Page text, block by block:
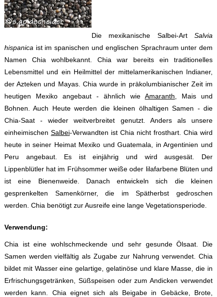
Die mexikanische Salbei-ArtSalvia
hispanica ist im spanischen und englischen Sprachraum unter dem
Namen Chia wohlbekannt. Chia war bereits ein traditionelles
Lebensmittel und ein Heilmittel der mittelamerikanischen Indianer,
der Azteken und Mayas. Chia wurde in präkolumbianischer Zeit im
heutigen Mexiko angebaut - ähnlich wieAmaranth , Mais und
Bohnen. Auch Heute werden die kleinen ölhaltigen Samen - die
Chia-Saat - wieder weitverbreitet genutzt. Anders als unsere
einheimischen Salbei-Verwandten ist Chia nicht frosthart. Chia wird
heute in seiner Heimat Mexiko und Guatemala, in Argentinien und
Peru angebaut. Es ist einjährig und wird ausgesät. Der
Lippenblütler hat im Frühsommer weiße oder lilafarbene Blüten und
ist eine Bienenweide. Danach entwickeln sich die kleinen
gesprenkelten Samenkörner, die im Spätherbst gedroschen
werden. Chia benötigt zur Ausreife eine lange Vegetationsperiode.
Verwendung:
Chia ist eine wohlschmeckende und sehr gesunde Ölsaat. Die
Samen werden vielfältig als Zugabe zur Nahrung verwendet. Chia
bildet mit Wasser eine gelartige, gelatinöse und klare Masse, die in
Erfrischungsgetränken, Süßspeisen oder zum Andicken verwendet
werden kann. Chia eignet sich als Beigabe in Gebäcke, Brote,